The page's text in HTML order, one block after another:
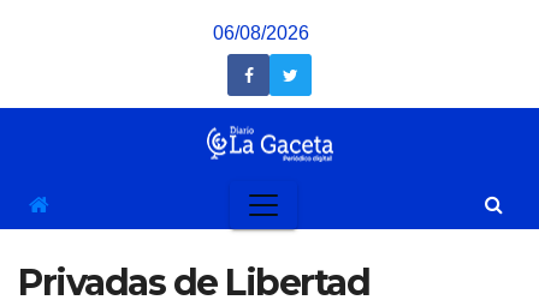
06/08/2026
Privadas de Libertad